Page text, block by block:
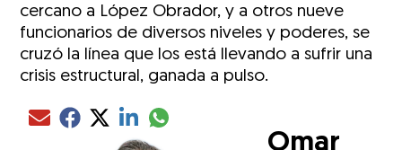
cercano a López Obrador, y a otros nueve
funcionarios de diversos niveles y poderes, se
cruzó la línea que los está llevando a sufrir una
crisis estructural, ganada a pulso.
Compartir el artículo actual mediante Email
Compartir el artículo actual mediante Facebook
Compartir el artículo actual mediante Twitter
Compartir el artículo actual mediante LinkedIn
Compartir el artículo actual mediante
Omar